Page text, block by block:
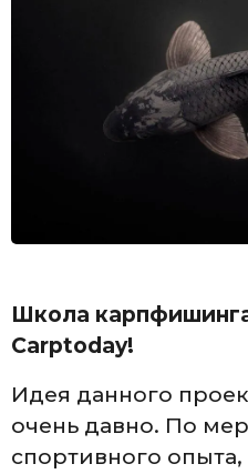
Школа
Carptoday!
Идея данного
очень давно. По
спортивного